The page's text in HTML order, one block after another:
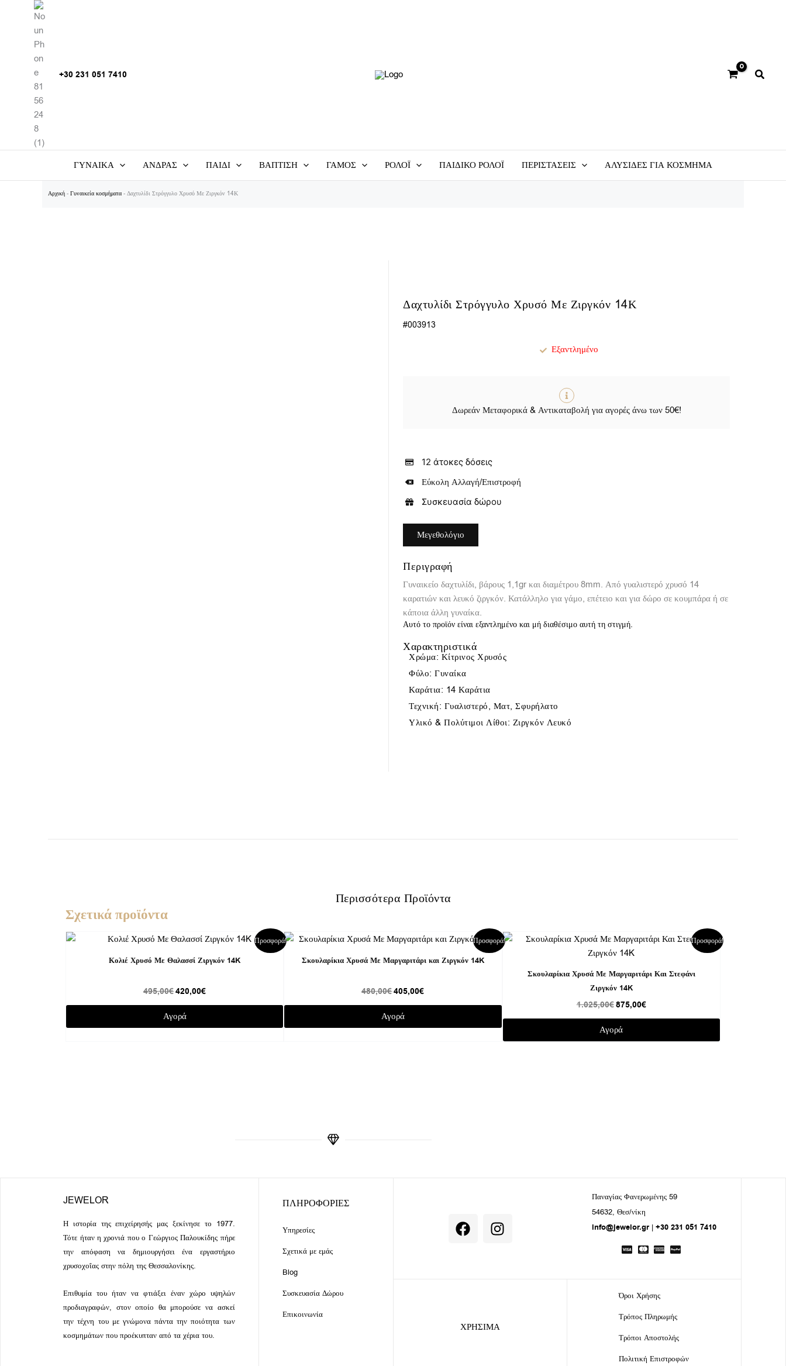
Μετάβαση
περιεχόμενο
+30 231 051 7410
ΓΥΝΑΊΚΑ ΆΝΔΡΑΣ ΠΑΙΔΊ ΒΆΠΤΙΣΗ ΓΆΜΟΣ ΡΟΛΌΙ ΠΑΙΔΙΚΌ ΡΟΛΌΙ ΠΕΡΙΣΤΆΣΕΙΣ ΑΛΥΣΊΔΕΣ ΓΙΑ ΚΌΣΜΗΜΑ
Αρχική - Γυναικεία κοσμήματα - Δαχτυλίδι Στρόγγυλο Χρυσό Με Ζιργκόν 14Κ
Δαχτυλίδι Στρόγγυλο Χρυσό Με Ζιργκόν 14Κ
#003913
Εξαντλημένο
Δωρεάν Μεταφορικά & Αντικαταβολή για αγορές άνω των 50€!
12 άτοκες δόσεις
Εύκολη Αλλαγή/Επιστροφή
Συσκευασία δώρου
Μεγεθολόγιο
Περιγραφή
Γυναικείο δαχτυλίδι, βάρους 1,1gr και διαμέτρου 8mm. Από γυαλιστερό χρυσό 14
καρατιών και λευκό ζιργκόν. Κατάλληλο για γάμο, επέτειο και για δώρο σε κουμπάρα ή σε
κάποια άλλη γυναίκα.
Αυτό το προϊόν είναι εξαντλημένο και μή διαθέσιμο αυτή τη στιγμή.
Χαρακτηριστικά
Χρώμα: Κίτρινος Χρυσός
Φύλο: Γυναίκα
Καράτια: 14 Καράτια
Τεχνική: Γυαλιστερό, Ματ, Σφυρήλατο
Υλικό & Πολύτιμοι Λίθοι: Ζιργκόν Λευκό
Περισσότερα Προϊόντα
Σχετικά προϊόντα
Προσφορά!
Κολιέ Χρυσό Με Θαλασσί Ζιργκόν 14K
495,00€
Original
was:
495,00€.
420,00€
Η
τρέχουσα
τιμή
είναι:
Αγορά
Προσφορά!
Σκουλαρίκια Χρυσά Με Μαργαριτάρι και Ζιργκόν 14K
480,00€
Original
price
480,00€.
405,00€
Η
τρέχουσα
είναι:
Αγορά
Προσφορά!
Σκουλαρίκια Χρυσά Με Μαργαριτάρι Και Στεφάνι
Ζιργκόν 14K
1.025,00€
Original
price
was:
875,00€
Η
τρέχουσα
875,00€.
Αγορά
JEWELOR
Η ιστορία της επιχείρησής μας ξεκίνησε το 1977.
Τότε ήταν η χρονιά που ο Γεώργιος Παλουκίδης πήρε
την απόφαση να δημιουργήσει ένα εργαστήριο
χρυσοχοΐας στην πόλη της Θεσσαλονίκης.
Επιθυμία του ήταν να φτιάξει έναν χώρο υψηλών
προδιαγραφών, στον οποίο θα μπορούσε να ασκεί
την τέχνη του με γνώμονα πάντα την ποιότητα των
κοσμημάτων που προέκυπταν από τα χέρια του.
ΠΛΗΡΟΦΟΡΙΕΣ
Υπηρεσίες
Σχετικά με εμάς
Blog
Συσκευασία Δώρου
Επικοινωνία
F
a
k
I
n
a
Παναγίας Φανερωμένης 59
54632, Θεσ/νίκη
info@jewelor.gr| +30 231 051 7410
ΧΡΗΣΙΜΑ
Όροι Χρήσης
Τρόπος Πληρωμής
Τρόποι Αποστολής
Πολιτική Επιστροφών